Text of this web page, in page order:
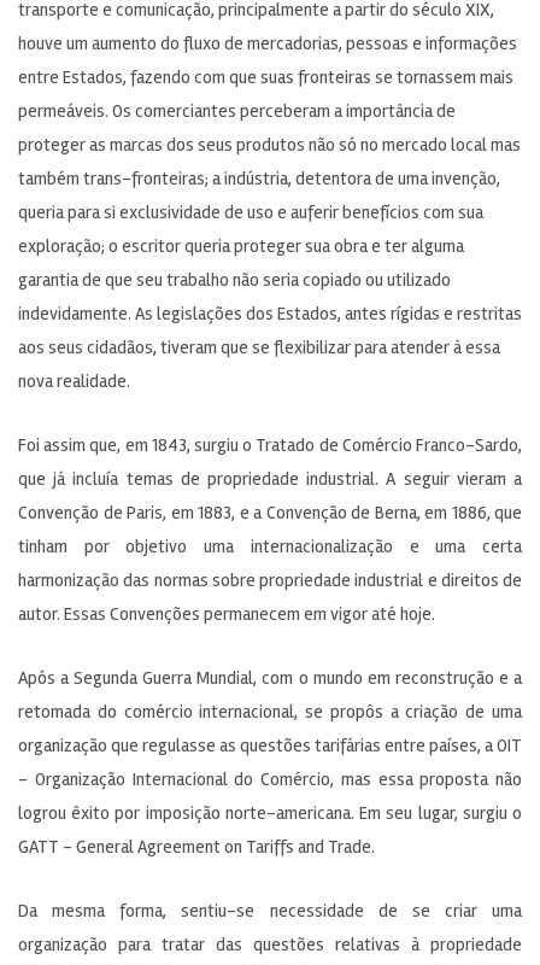
transporte e comunicação, principalmente a partir do século XIX,
houve um aumento do fluxo de mercadorias, pessoas e informações
entre Estados, fazendo com que suas fronteiras se tornassem mais
permeáveis. Os comerciantes perceberam a importância de
proteger as marcas dos seus produtos não só no mercado local mas
também trans-fronteiras; a indústria, detentora de uma invenção,
queria para si exclusividade de uso e auferir benefícios com sua
exploração; o escritor queria proteger sua obra e ter alguma
garantia de que seu trabalho não seria copiado ou utilizado
indevidamente. As legislações dos Estados, antes rígidas e restritas
aos seus cidadãos, tiveram que se flexibilizar para atender à essa
nova realidade.
Foi assim que, em 1843, surgiu o Tratado de Comércio Franco-Sardo,
que já incluía temas de propriedade industrial. A seguir vieram a
Convenção de Paris, em 1883, e a Convenção de Berna, em 1886, que
tinham por objetivo uma internacionalização e uma certa
harmonização das normas sobre propriedade industrial e direitos de
autor. Essas Convenções permanecem em vigor até hoje.
Após a Segunda Guerra Mundial, com o mundo em reconstrução e a
retomada do comércio internacional, se propôs a criação de uma
organização que regulasse as questões tarifárias entre países, a OIT
– Organização Internacional do Comércio, mas essa proposta não
logrou êxito por imposição norte-americana. Em seu lugar, surgiu o
GATT – General Agreement on Tariffs and Trade.
Da mesma forma, sentiu-se necessidade de se criar uma
organização para tratar das questões relativas à propriedade